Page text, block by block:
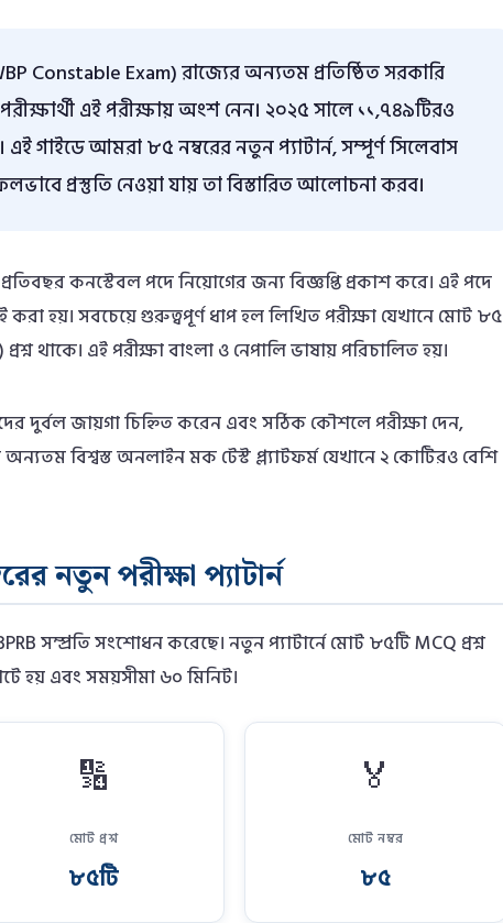
Constable Exam) রাজ্যের অন্যতম প্রতিষ্ঠিত সরকারি
এই পরীক্ষায় অংশ নেন। ২০২৫ সালে ১১,৭৪৯টিরও
গাইডে আমরা ৮৫ নম্বরের নতুন প্যাটার্ন, সম্পূর্ণ সিলেবাস
প্রস্তুতি নেওয়া যায় তা বিস্তারিত আলোচনা করব।
কনস্টেবল পদে নিয়োগের জন্য বিজ্ঞপ্তি প্রকাশ করে। এই পদে
করা হয়। সবচেয়ে গুরুত্বপূর্ণ ধাপ হল লিখিত পরীক্ষা যেখানে মোট ৮৫
থাকে। এই পরীক্ষা বাংলা ও নেপালি ভাষায় পরিচালিত হয়।
দুর্বল জায়গা চিহ্নিত করেন এবং সঠিক কৌশলে পরীক্ষা দেন,
বিশ্বস্ত অনলাইন মক টেস্ট প্ল্যাটফর্ম যেখানে ২ কোটিরও বেশি
নতুন পরীক্ষা প্যাটার্ন
সম্প্রতি সংশোধন করেছে। নতুন প্যাটার্নে মোট ৮৫টি MCQ প্রশ্ন
হয় এবং সময়সীমা ৬০ মিনিট।
🔢
মোট প্রশ্ন
৮৫টি
🏅
মোট নম্বর
৮৫